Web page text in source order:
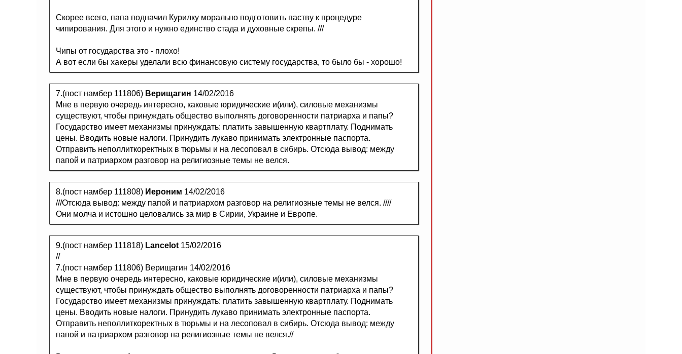
Скорее всего, папа подначил Курилку морально подготовить паству к процедуре
чипирования. Для этого и нужно единство стада и духовные скрепы. ///
Чипы от государства это - плохо!
А вот если бы хакеры уделали всю финансовую систему государства, то было бы - хорошо!
7.(пост намбер 111806) Верищагин 14/02/2016
Мне в первую очередь интересно, каковые юридические и(или), силовые механизмы
существуют, чтобы принуждать общество выполнять договоренности патриарха и папы?
Государство имеет механизмы принуждать: платить завышенную квартплату. Поднимать
цены. Вводить новые налоги. Принудить лукаво принимать электронные паспорта.
Отправить неполлиткоректных в тюрьмы и на лесоповал в сибирь. Отсюда вывод: между
папой и патриархом разговор на религиозные темы не велся.
8.(пост намбер 111808) Иероним 14/02/2016
///Отсюда вывод: между папой и патриархом разговор на религиозные темы не велся. ////
Они молча и истошно целовались за мир в Сирии, Украине и Европе.
9.(пост намбер 111818) Lancelot 15/02/2016
//
7.(пост намбер 111806) Верищагин 14/02/2016
Мне в первую очередь интересно, каковые юридические и(или), силовые механизмы
существуют, чтобы принуждать общество выполнять договоренности патриарха и папы?
Государство имеет механизмы принуждать: платить завышенную квартплату. Поднимать
цены. Вводить новые налоги. Принудить лукаво принимать электронные паспорта.
Отправить неполлиткоректных в тюрьмы и на лесоповал в сибирь. Отсюда вывод: между
папой и патриархом разговор на религиозные темы не велся.//